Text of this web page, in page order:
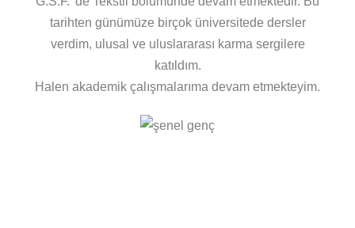
tarihten günümüze birçok üniversitede dersler
verdim, ulusal ve uluslararası karma sergilere
katıldım.
Halen akademik çalışmalarıma devam etmekteyim.